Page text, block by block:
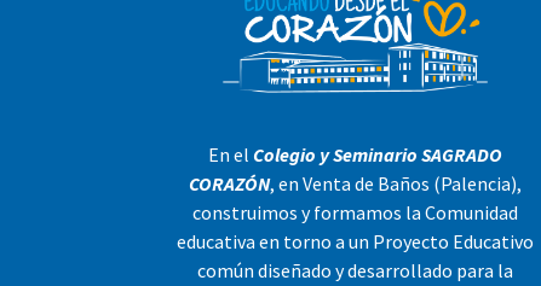
En el Colegio y Seminario SAGRADO
CORAZÓN, en Venta de Baños (Palencia),
construimos y formamos la Comunidad
educativa en torno a un Proyecto Educativo
común diseñado y desarrollado para la